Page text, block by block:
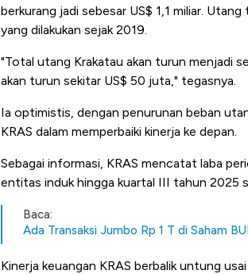
berkurang jadi sebesar US$ 1,1 miliar.
yang dilakukan sejak 2019.
"Total utang Krakatau akan turun menjadi
akan turun sekitar US$ 50 juta," tegasnya.
Ia optimistis, dengan penurunan beban
KRAS dalam memperbaiki kinerja ke depan.
Sebagai informasi, KRAS mencatat laba
entitas induk hingga kuartal III tahun 2025
Baca:
Ada Transaksi Jumbo Rp 1 T di Saham
Kinerja keuangan KRAS berbalik untung